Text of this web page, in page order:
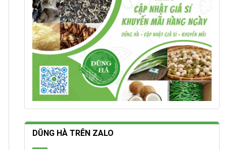
DŨNG HÀ TRÊN ZALO